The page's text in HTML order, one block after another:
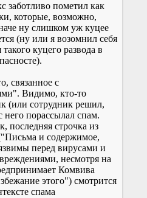
заботливо пометил как
которые, возможно,
ну слишком уж куцее
(ну или я возомнил себя
куцего развода в
связанное с
Видимо, кто-то
(или сотрудник решил,
него порассылал спам.
последняя строчка из
и содержимое,
перед вирусами и
несмотря на
Комвива
этого") смотрится
спама